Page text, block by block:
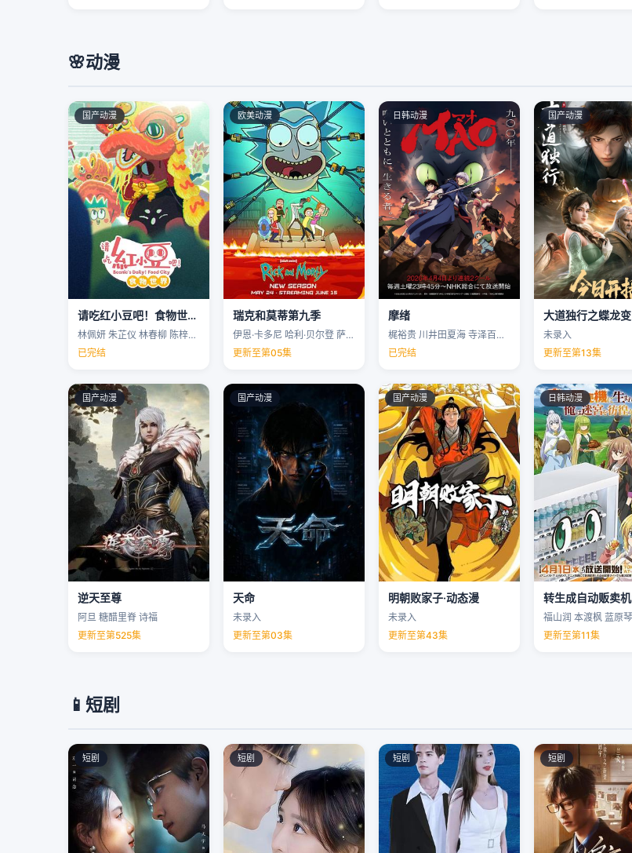
🌸动漫
国产动漫
请吃红小豆吧！食物世界第一季
林佩妍 朱芷仪 林春柳 陈梓聪 …
已完结
欧美动漫
瑞克和莫蒂第九季
伊恩·卡多尼 哈利·贝尔登 萨拉·乔克 克里斯·帕内尔 …
更新至第05集
日韩动漫
摩绪
梶裕贵 川井田夏海 寺泽百花 下野纮 …
已完结
国产动漫
大道独行之蝶龙变
未录入
更新至第13集
国产动漫
逆天至尊
阿旦 糖醋里脊 诗福
更新至第525集
国产动漫
天命
未录入
更新至第03集
国产动漫
明朝败家子·动态漫
未录入
更新至第43集
日韩动漫
更新至第11集
📱 短剧
短剧 短剧 短剧 短剧